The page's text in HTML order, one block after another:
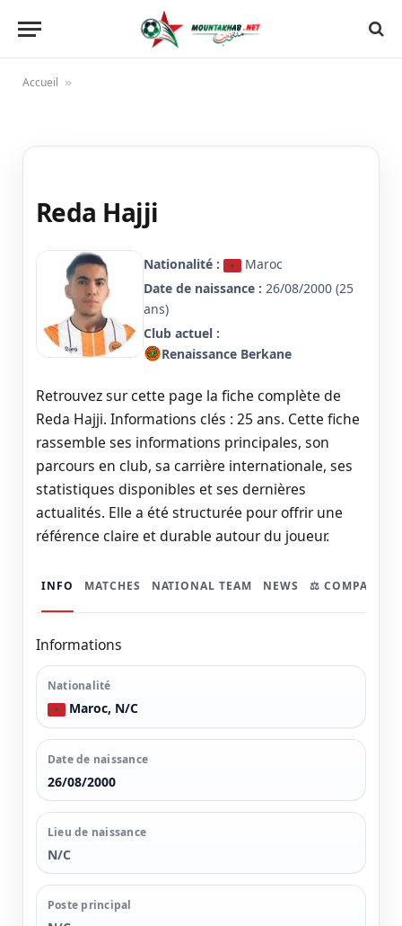
Accueil »
Reda Hajji
Nationalité :
Maroc
Date de naissance : 26/08/2000 (25
ans)
Club actuel :
Renaissance Berkane
Retrouvez sur cette page la fiche complète de
Reda Hajji. Informations clés : 25 ans. Cette fiche
rassemble ses informations principales, son
parcours en club, sa carrière internationale, ses
statistiques disponibles et ses dernières
actualités. Elle a été structurée pour offrir une
référence claire et durable autour du joueur.
INFO MATCHES NATIONAL TEAM NEWS ⚖️ COMPARER
Informations
Nationalité
Maroc, N/C
Date de naissance
26/08/2000
Lieu de naissance
N/C
Poste principal